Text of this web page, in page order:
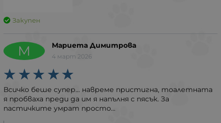
Закупен
М Мариета Димитрова
4 март 2026
Всичко беше супер... навреме пристигна, тоалетната
я пробваха преди да им я напълня с пясък. За
пастичките умрат просто...